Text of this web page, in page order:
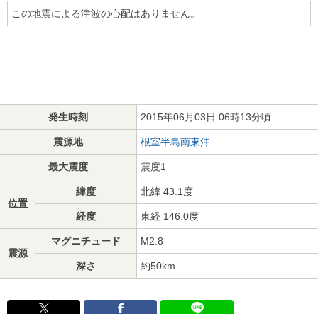
この地震による津波の心配はありません。
発生時刻 2015年06月03日 06時13分頃
震源地 根室半島南東沖
最大震度 震度1
位置
緯度 北緯 43.1度
経度 東経 146.0度
震源
マグニチュード M2.8
深さ 約50km